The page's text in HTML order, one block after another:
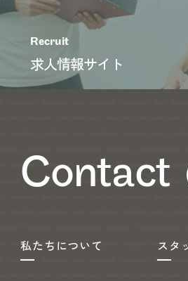
Recruit
求人情報サイト
Contact
私たちについて スタ